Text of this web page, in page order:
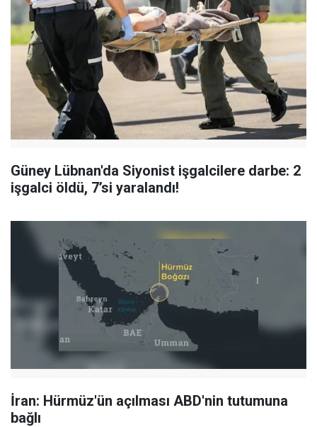
Güney Lübnan'da Siyonist işgalcilere darbe: 2
işgalci öldü, 7’si yaralandı!
İran: Hürmüz'ün açılması ABD'nin tutumuna
bağlı